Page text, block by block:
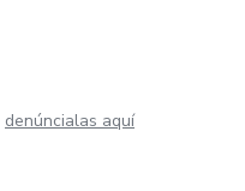
denúncialas aquí